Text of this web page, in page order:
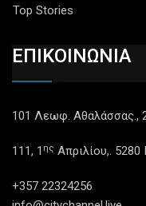
Top Stories
ΕΠΙΚΟΙΝΩΝΙΑ
101 Λεωφ. Αθαλάσσας.,
111, 1 ης Απριλίου,. 5280
+357 22324256